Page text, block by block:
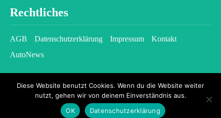
Rechtliches
AGB Datenschutzerklärung Impressum
Kontakt
AutoNews
2026 © kfzgazette.com - All rights reserved.
Diese Website benutzt Cookies. Wenn du die Website weiter
nutzt, gehen wir von deinem Einverständnis aus.
OK
Datenschutzerklärung